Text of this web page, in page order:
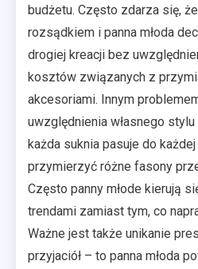
budżetu. Często zdarza się,
rozsądkiem i panna młoda
drogiej kreacji bez
kosztów związanych z
akcesoriami. Innym
uwzględnienia własnego
każda suknia pasuje do
przymierzyć różne fasony
Często panny młode kierują
trendami zamiast tym, co
Ważne jest także unikanie
przyjaciół – to panna młoda